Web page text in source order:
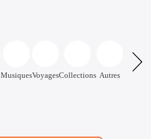
MusiquesVoyagesCollections Autres